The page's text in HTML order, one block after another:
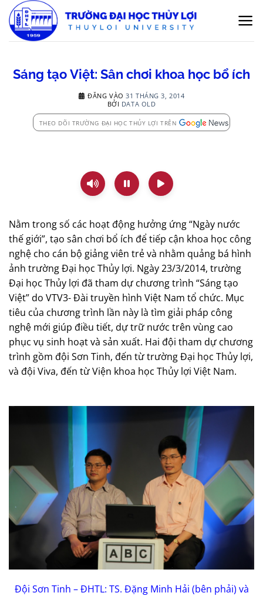
qua
nội
Sáng tạo Việt: Sân chơi khoa học bổ ích
ĐĂNG VÀO31 THÁNG 3, 2014
BỞI DATA OLD
THEO DÕI TRƯỜNG ĐẠI HỌC THỦY LỢI TRÊN
Nằm trong số các hoạt động hưởng ứng “Ngày nước
thế giới”, tạo sân chơi bổ ích để tiếp cận khoa học công
nghệ cho cán bộ giảng viên trẻ và nhằm quảng bá hình
ảnh trường Đại học Thủy lợi. Ngày 23/3/2014, trường
Đại học Thủy lợi đã tham dự chương trình “Sáng tạo
Việt” do VTV3- Đài truyền hình Việt Nam tổ chức. Mục
tiêu của chương trình lần này là tìm giải pháp công
nghệ mới giúp điều tiết, dự trữ nước trên vùng cao
phục vụ sinh hoạt và sản xuất. Hai đội tham dự chương
trình gồm đội Sơn Tinh, đến từ trường Đại học Thủy lợi,
và đội Viva, đến từ Viện khoa học Thủy lợi Việt Nam.
Đội Sơn Tinh – ĐHTL: TS. Đặng Minh Hải (bên phải) và